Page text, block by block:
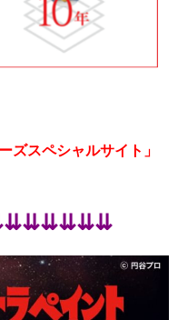
ズスペシャルサイト」